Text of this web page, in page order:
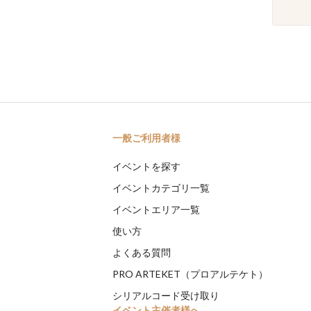
一般ご利用者様
イベントを探す
イベントカテゴリ一覧
イベントエリア一覧
使い方
よくある質問
PRO ARTEKET（プロアルテケト）
シリアルコード受け取り